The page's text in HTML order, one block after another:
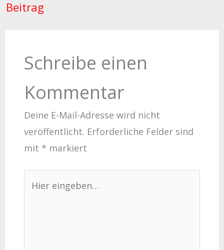
Beitrag
Schreibe einen
Kommentar
Deine E-Mail-Adresse wird nicht
veröffentlicht. Erforderliche Felder sind
mit * markiert
eingeben…